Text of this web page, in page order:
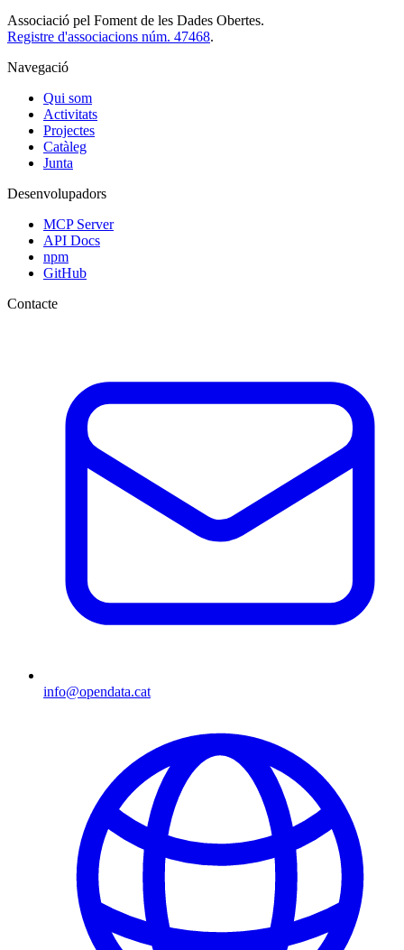
Associació pel Foment de les Dades Obertes.
Registre d'associacions núm. 47468.
Navegació
Qui som
Activitats
Projectes
Catàleg
Junta
Desenvolupadors
MCP Server
API Docs
npm
GitHub
Contacte
info@opendata.cat